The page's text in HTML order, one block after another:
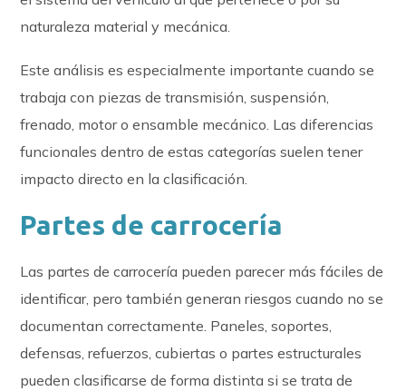
naturaleza material y mecánica.
Este análisis es especialmente importante cuando se
trabaja con piezas de transmisión, suspensión,
frenado, motor o ensamble mecánico. Las diferencias
funcionales dentro de estas categorías suelen tener
impacto directo en la clasificación.
Partes de carrocería
Las partes de carrocería pueden parecer más fáciles de
identificar, pero también generan riesgos cuando no se
documentan correctamente. Paneles, soportes,
defensas, refuerzos, cubiertas o partes estructurales
pueden clasificarse de forma distinta si se trata de